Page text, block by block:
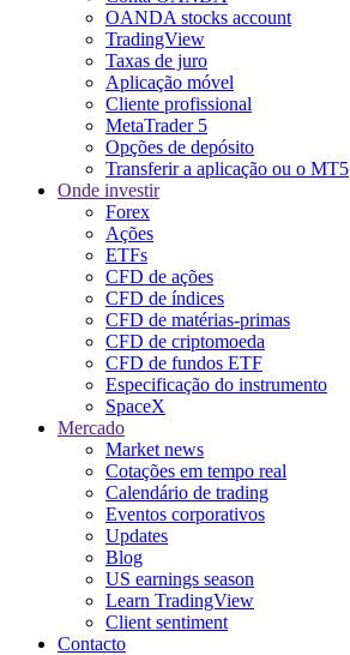
OANDA stocks account
TradingView
Taxas de juro
Aplicação móvel
Cliente profissional
MetaTrader 5
Opções de depósito
Transferir a aplicação ou o MT5
Onde investir
Forex
Ações
ETFs
CFD de ações
CFD de índices
CFD de matérias-primas
CFD de criptomoeda
CFD de fundos ETF
Especificação do instrumento
SpaceX
Mercado
Market news
Cotações em tempo real
Calendário de trading
Eventos corporativos
Updates
Blog
US earnings season
Learn TradingView
Client sentiment
Contacto